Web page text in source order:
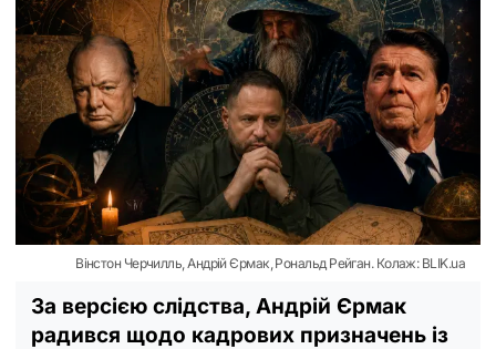
Вінстон Черчилль, Андрій Єрмак, Рональд Рейган. Колаж: BLIK.ua
За версією слідства, Андрій Єрмак
радився щодо кадрових призначень із